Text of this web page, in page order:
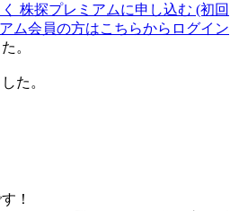
株探プレミアムに申し込む (初回
ム会員の方はこちらからログイン
。
た。
！